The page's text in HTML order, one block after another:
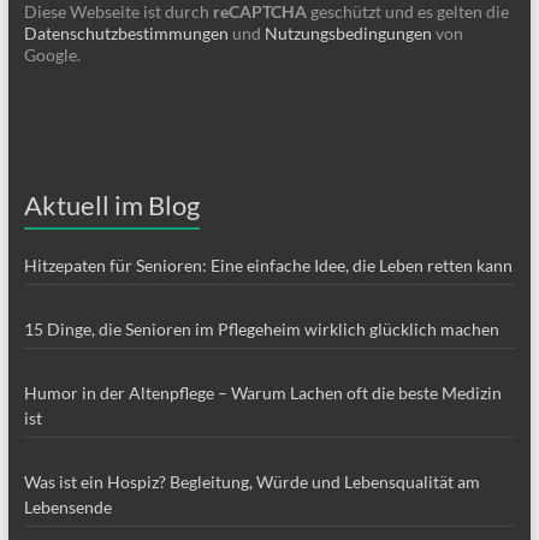
Diese Webseite ist durch reCAPTCHAgeschützt und es gelten die
Datenschutzbestimmungen und Nutzungsbedingungen von
Google.
Aktuell im Blog
Hitzepaten für Senioren: Eine einfache Idee, die Leben retten kann
15 Dinge, die Senioren im Pflegeheim wirklich glücklich machen
Humor in der Altenpflege – Warum Lachen oft die beste Medizin
ist
Was ist ein Hospiz? Begleitung, Würde und Lebensqualität am
Lebensende